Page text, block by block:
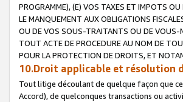
PROGRAMME), (E) VOS TAXES ET IMPOTS
LE MANQUEMENT AUX OBLIGATIONS
OU DE VOS SOUS-TRAITANTS OU DE VOUS-
TOUT ACTE DE PROCEDURE AU NOM DE
POUR LA PROTECTION DE DROITS, ET
10.Droit applicable et résolution
Tout litige découlant de quelque façon que
Accord), de quelconques transactions ou